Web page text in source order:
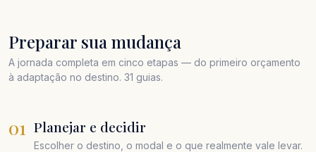
Preparar sua mudança
A jornada completa em cinco etapas — do primeiro orçamento
à adaptação no destino. 31 guias.
01 Planejar e decidir
Escolher o destino, o modal e o que realmente vale levar.